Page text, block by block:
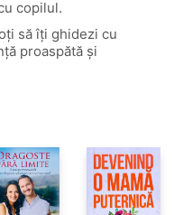
copilul.
să îți ghidezi cu
proaspătă și